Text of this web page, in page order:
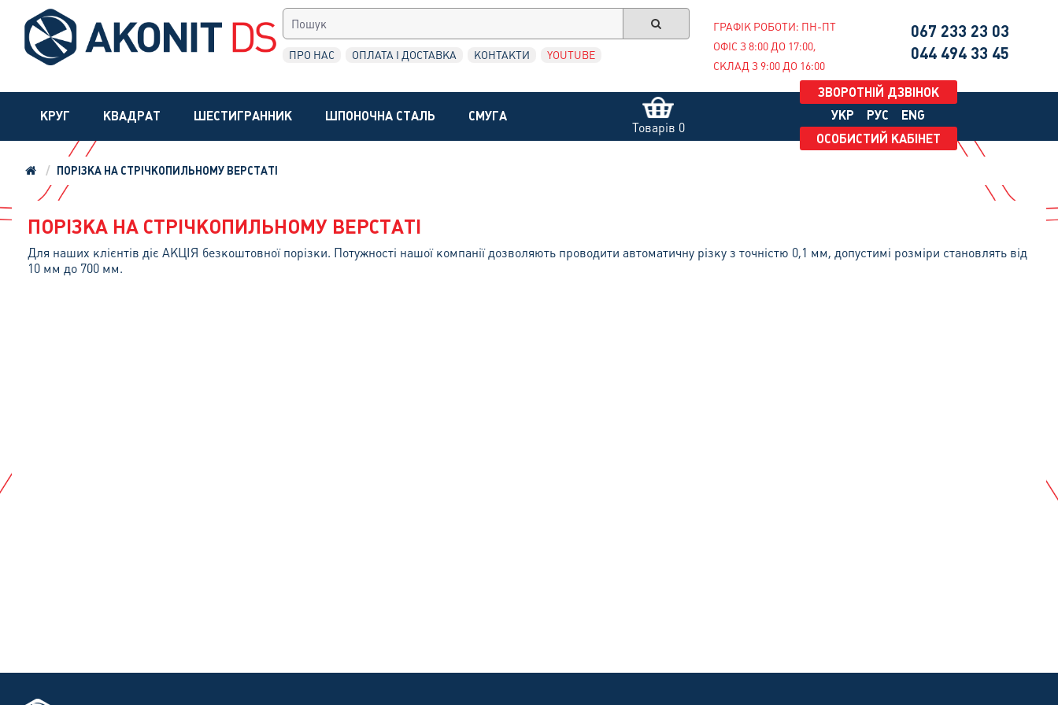
ПРО НАС ОПЛАТА І ДОСТАВКА КОНТАКТИ YOUTUBE
ГРАФІК РОБОТИ: ПН-ПТ
ОФІС З 8:00 ДО 17:00,
СКЛАД З 9:00 ДО 16:00
067 233 23 03
044 494 33 45
КРУГ КВАДРАТ ШЕСТИГРАННИК ШПОНОЧНА СТАЛЬ СМУГА
Товарів 0
ЗВОРОТНІЙ ДЗВІНОК
УКР
РУС
ENG
ОСОБИСТИЙ КАБІНЕТ
ПОРІЗКА НА СТРІЧКОПИЛЬНОМУ ВЕРСТАТІ
ПОРІЗКА НА СТРІЧКОПИЛЬНОМУ ВЕРСТАТІ
Для наших клієнтів діє АКЦІЯ безкоштовної порізки. Потужності нашої компанії дозволяють проводити автоматичну різку з точністю 0,1 мм, допустимі розміри становлять від
10 мм до 700 мм.